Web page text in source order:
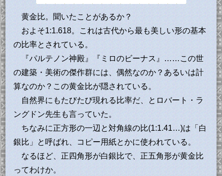
黄金比。聞いたことがあるか？
およそ1:1.618。これは古代から最も美しい形の基本
の比率とされている。
『パルテノン神殿』『ミロのビーナス』……この世
の建築・美術の傑作群には、偶然なのか？あるいは計
算なのか？この黄金比が隠されている。
自然界にもたびたび現れる比率だ、とロバート・ラ
ングドン先生も言っていた。
ちなみに正方形の一辺と対角線の比(1:1.41…)は「白
銀比」と呼ばれ、コピー用紙とかに使われている。
なるほど、正四角形が白銀比で、正五角形が黄金比
ってわけか。